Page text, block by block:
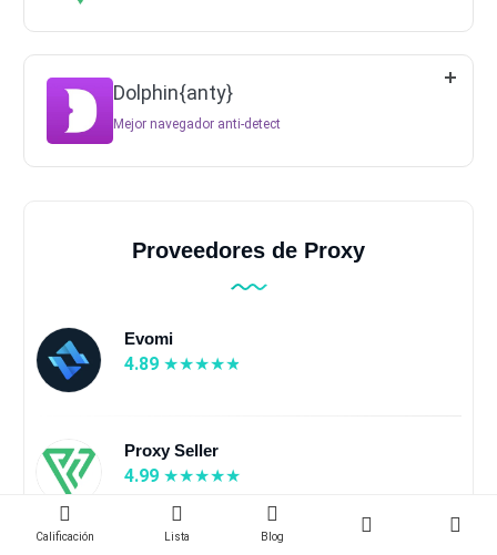
Dolphin{anty}
Mejor navegador anti-detect
Proveedores de Proxy
Evomi
4.89
Proxy Seller
4.99
Calificación Lista Blog